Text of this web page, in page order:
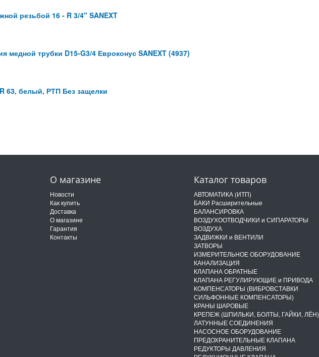
резьбой 16 - R 3/4" SANEXT
медной трубки D15-G3/4 Евроконус SANEXT (4937)
63, белый, РТП Без защелки
О магазине
Новости
Как купить
Доставка
О магазине
Гарантия
Контакты
Каталог товаров
АВТОМАТИКА (ИТП)
БАКИ Расширительные
БАЛАНСИРОВКА
ВОЗДУХООТВОДЧИКИ и СИПАРАТОРЫ
ВОЗДУХА
ЗАДВИЖКИ и ВЕНТИЛИ
ЗАТВОРЫ
ИЗМЕРИТЕЛЬНОЕ ОБОРУДОВАНИЕ
КАНАЛИЗАЦИЯ
КЛАПАНА ОБРАТНЫЕ
КЛАПАНА РЕГУЛИРУЮЩИЕ и ПРИВОДА
КОМПЕНСАТОРЫ (ВИБРОВСТАВКИ
СИЛЬФОННЫЕ КОМПЕНСАТОРЫ)
КРАНЫ ШАРОВЫЕ
КРЕПЕЖ (ШПИЛЬКИ, БОЛТЫ, ГАЙКИ, ЛЁН)
ЛАТУННЫЕ СОЕДИНЕНИЯ
НАСОСНОЕ ОБОРУДОВАНИЕ
ПРЕДОХРАНИТЕЛЬНЫЕ КЛАПАНА
РЕДУКТОРЫ ДАВЛЕНИЯ